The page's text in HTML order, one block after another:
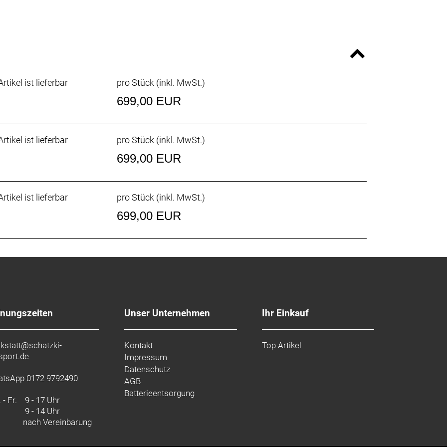
DUAL, 60PTI
ZS56-62mm
12mm rise
Black
Black
ist lieferbar pro Stück (inkl. MwSt.)
699,00 EUR
ist lieferbar pro Stück (inkl. MwSt.)
699,00 EUR
ist lieferbar pro Stück (inkl. MwSt.)
699,00 EUR
0172 9792490
- Fr. 9 - 17 Uhr
9 - 14 Uhr
nach Vereinbarung
Unser Unternehmen
Kontakt
Impressum
Datenschutz
AGB
Batterieentsorgung
Ihr Einkauf
Top Artikel